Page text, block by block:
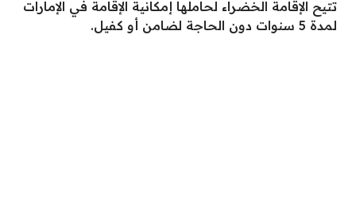
تتيح الإقامة الخضراء لحاملها إمكانية الإقامة في الإمارات
لمدة 5 سنوات دون الحاجة لضامن أو كفيل.